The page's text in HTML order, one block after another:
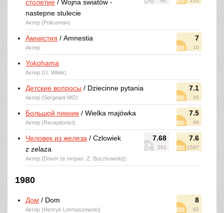
столетие / Wojna swiatów -
nastepne stulecie
Актер (Policeman)
7
10
Амнистия / Amnestia
Актер
Yokohama
Актер (Lt. Witek)
7.1
16
Детские вопросы / Dziecinne pytania
Актер (Sergeant MO)
7.5
46
Большой пикник / Wielka majówka
Актер (Receptionist)
7.68
201
7.6
1597
Человек из железа / Czlowiek
z zelaza
Актер (Driver (в титрах: Z. Buczkowski))
1980
8
82
Дом / Dom
Актер (Henryk Lermaszewski)